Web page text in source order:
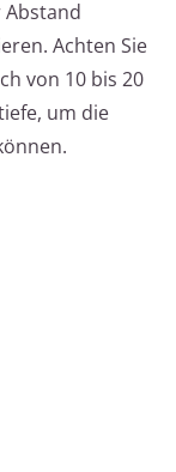
Achten Sie
von 10 bis 20
um die